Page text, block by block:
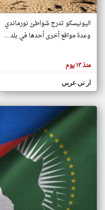
هنا عن
وجهة
كاتبيها.
اليونيسكو تدرج شواطئ نورماندي
وعدة مواقع أخرى أحدها في بلد ...
منذ ١٣ يوم
ار تي عربي